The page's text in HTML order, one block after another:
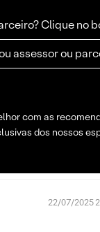
Clique no
assessor ou
com as
dos nossos
22/07/2025